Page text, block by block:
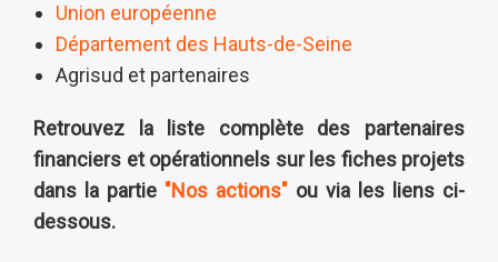
Union européenne
Département des Hauts-de-Seine
Agrisud et partenaires
Retrouvez la liste complète des partenaires
financiers et opérationnels sur les fiches projets
dans la partie "Nos actions" ou via les liens ci-
dessous.